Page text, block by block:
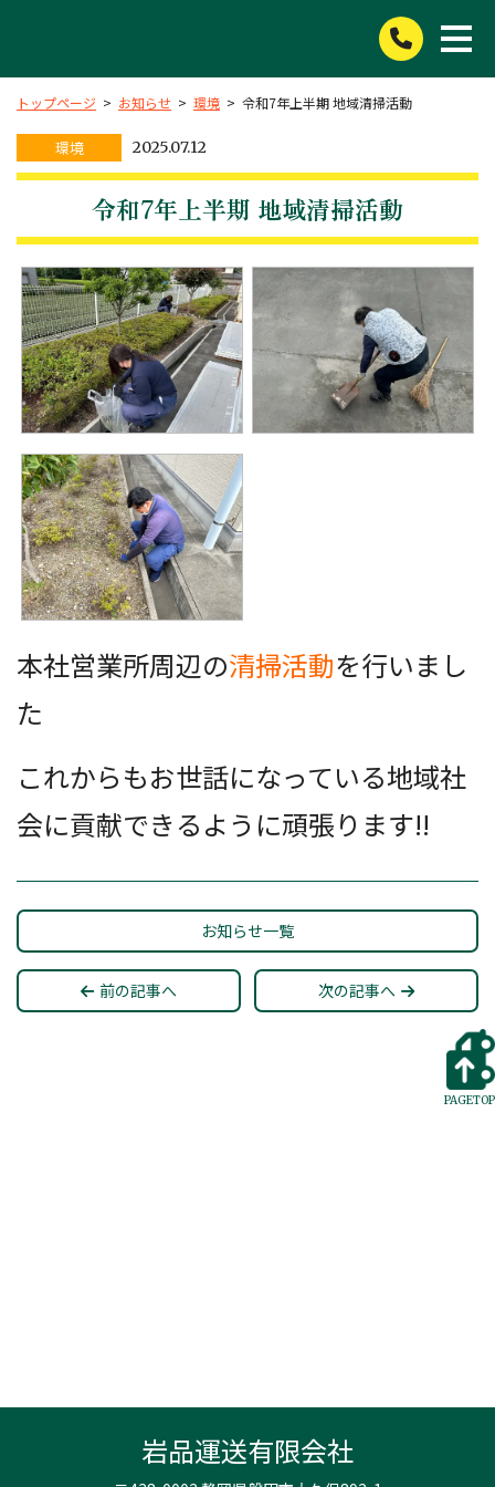
トップページ > お知らせ > 環境 > 令和7年上半期 地域清掃活動
環境 2025.07.12
令和7年上半期 地域清掃活動
本社営業所周辺の清掃活動を行いまし
た
これからもお世話になっている地域社
会に貢献できるように頑張ります!!
前の記事へ
お知らせ一覧
次の記事へ
PAGETOP
岩品運送有限会社